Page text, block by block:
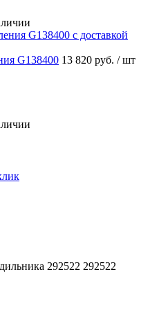
G138400 13 820 руб. / шт
292522 292522